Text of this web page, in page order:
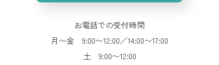
お電話での受付時間
月〜金 9:00〜12:00／14:00〜17:00
土 9:00〜12:00